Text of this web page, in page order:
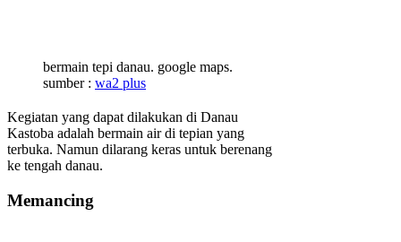
bermain tepi danau. google maps.
sumber : wa2 plus
Kegiatan yang dapat dilakukan di Danau
Kastoba adalah bermain air di tepian yang
terbuka. Namun dilarang keras untuk berenang
ke tengah danau.
Memancing